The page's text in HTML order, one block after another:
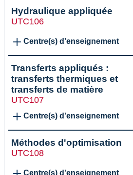
Hydraulique appliquée
UTC106
Centre(s) d'enseignement
Transferts appliqués :
transferts thermiques et
transferts de matière
UTC107
Centre(s) d'enseignement
Méthodes d'optimisation
UTC108
Centre(s) d'enseignement